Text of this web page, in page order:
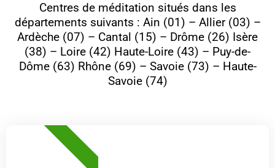
Centres de méditation situés dans les
départements suivants : Ain (01) – Allier (03) –
Ardèche (07) – Cantal (15) – Drôme (26) Isère
(38) – Loire (42) Haute-Loire (43) – Puy-de-
Dôme (63) Rhône (69) – Savoie (73) – Haute-
Savoie (74)
07 - ARDÈCHE